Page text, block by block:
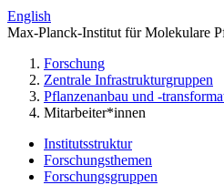
English
Max-Planck-Institut für Molekulare
Forschung
Zentrale Infrastrukturgruppen
Pflanzenanbau und -
Mitarbeiter*innen
Institutsstruktur
Forschungsthemen
Forschungsgruppen